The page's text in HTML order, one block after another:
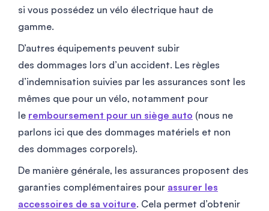
si vous possédez un vélo électrique haut de
gamme.
D’autres équipements peuvent subir
des dommages lors d’un accident. Les règles
d’indemnisation suivies par les assurances sont les
mêmes que pour un vélo, notamment pour
le remboursement pour un siège auto (nous ne
parlons ici que des dommages matériels et non
des dommages corporels).
De manière générale, les assurances proposent des
garanties complémentaires pour assurer les
accessoires de sa voiture. Cela permet d’obtenir